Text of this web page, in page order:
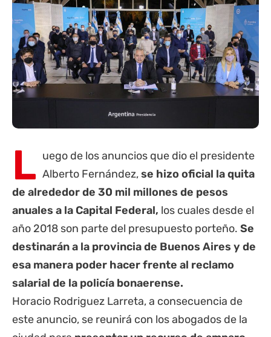
L uego de los anuncios que dio el presidente
Alberto Fernández,se hizo oficial la quita
de alrededor de 30 mil millones de pesos
anuales a la Capital Federal, los cuales desde el
año 2018 son parte del presupuesto porteño. Se
destinarán a la provincia de Buenos Aires y de
esa manera poder hacer frente al reclamo
salarial de la policía bonaerense.
Horacio Rodriguez Larreta, a consecuencia de
este anuncio, se reunirá con los abogados de la